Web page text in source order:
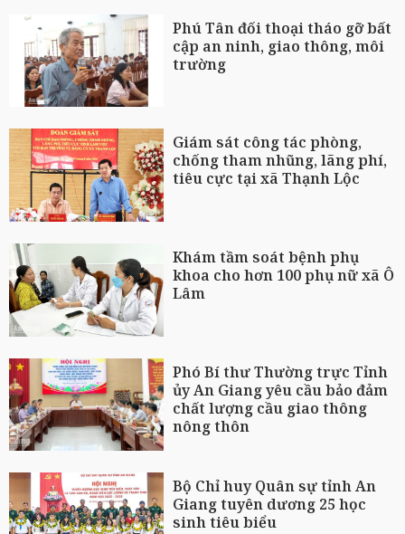
Phú Tân đối thoại tháo gỡ bất
cập an ninh, giao thông, môi
trường
Giám sát công tác phòng,
chống tham nhũng, lãng phí,
tiêu cực tại xã Thạnh Lộc
Khám tầm soát bệnh phụ
khoa cho hơn 100 phụ nữ xã Ô
Lâm
Phó Bí thư Thường trực Tỉnh
ủy An Giang yêu cầu bảo đảm
chất lượng cầu giao thông
nông thôn
Bộ Chỉ huy Quân sự tỉnh An
Giang tuyên dương 25 học
sinh tiêu biểu